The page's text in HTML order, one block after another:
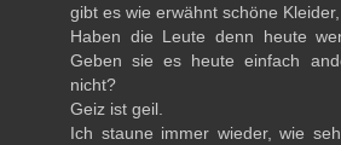
gibt es wie erwähnt schöne
Haben die Leute denn heute
Geben sie es heute einfach
nicht?
Geiz ist geil.
Ich staune immer wieder, wie